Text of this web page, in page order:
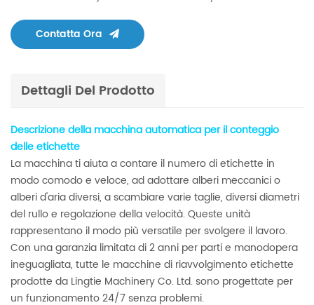
Contatta Ora
Dettagli Del Prodotto
Descrizione della macchina automatica per il conteggio
delle etichette
La macchina ti aiuta a contare il numero di etichette in
modo comodo e veloce, ad adottare alberi meccanici o
alberi d'aria diversi, a scambiare varie taglie, diversi diametri
del rullo e regolazione della velocità. Queste unità
rappresentano il modo più versatile per svolgere il lavoro.
Con una garanzia limitata di 2 anni per parti e manodopera
ineguagliata, tutte le macchine di riavvolgimento etichette
prodotte da Lingtie Machinery Co. Ltd. sono progettate per
un funzionamento 24/7 senza problemi.